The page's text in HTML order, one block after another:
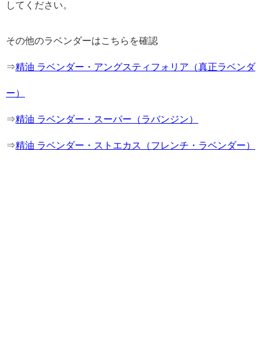
してください。
その他のラベンダーはこちらを確認
⇒精油 ラベンダー・アングスティフォリア（真正ラベンダ
ー）
⇒精油 ラベンダー・スーパー（ラバンジン）
⇒精油 ラベンダー・ストエカス（フレンチ・ラベンダー）